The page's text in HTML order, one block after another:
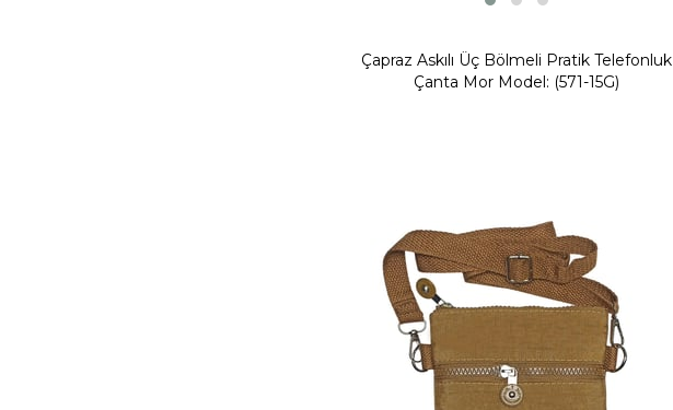
Çapraz Askılı Üç Bölmeli Pratik Telefonluk
Çanta Mor Model: (571-15G)
Fırsat Ürünü